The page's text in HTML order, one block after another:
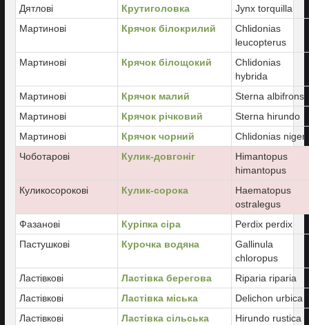
Дятлові
Крутиголовка
Jynx torquilla
Мартинові
Крячок білокрилий
Chlidonias
leucopterus
Мартинові
Крячок білощокий
Chlidonias
hybrida
Мартинові
Крячок малий
Sterna albifrons
Мартинові
Крячок річковий
Sterna hirundo
Мартинові
Крячок чорний
Chlidonias niger
Чоботарові
Кулик-довгоніг
Himantopus
himantopus
Куликосорокові
Кулик-сорока
Haematopus
ostralegus
Фазанові
Куріпка сіра
Perdix perdix
Пастушкові
Курочка водяна
Gallinula
chloropus
Ластівкові
Ластівка берегова
Riparia riparia
Ластівкові
Ластівка міська
Delichon urbica
Ластівкові
Ластівка сільська
Hirundo rustica